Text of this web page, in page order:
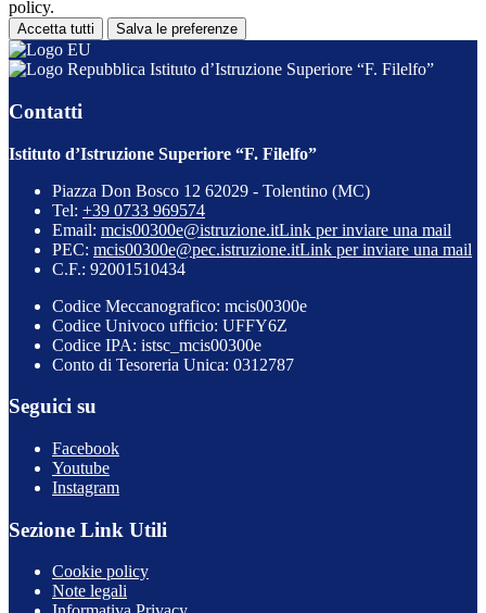
policy.
Accetta tutti Salva le preferenze
Istituto d’Istruzione Superiore “F. Filelfo”
Contatti
Istituto d’Istruzione Superiore “F. Filelfo”
Piazza Don Bosco 12 62029 - Tolentino (MC)
Tel: +39 0733 969574
Email: mcis00300e@istruzione.itLink per inviare una mail
PEC: mcis00300e@pec.istruzione.itLink per inviare una mail
C.F.: 92001510434
Codice Meccanografico: mcis00300e
Codice Univoco ufficio: UFFY6Z
Codice IPA: istsc_mcis00300e
Conto di Tesoreria Unica: 0312787
Seguici su
Facebook
Youtube
Instagram
Sezione Link Utili
Cookie policy
Note legali